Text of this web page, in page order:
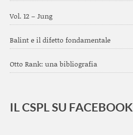
Vol. 12 – Jung
Balint e il difetto fondamentale
Otto Rank: una bibliografia
IL CSPL SU FACEBOOK